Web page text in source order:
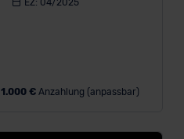
EZ: 04/2025
1.000 €Anzahlung (anpassbar)